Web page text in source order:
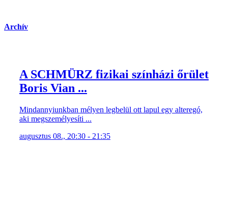
Archív
A SCHMÜRZ fizikai színházi őrület
Boris Vian ...
Mindannyiunkban mélyen legbelül ott lapul egy alteregó,
aki megszemélyesíti ...
augusztus 08., 20:30 - 21:35